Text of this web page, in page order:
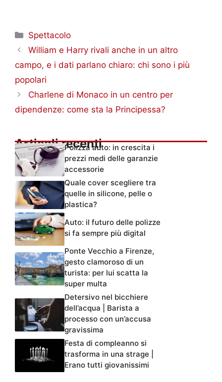
Categorie
Spettacolo
William e Harry rivali anche in un altro
campo, e i dati parlano chiaro: chi sono i più
popolari
Charlene di Monaco in un centro per
dipendenze: come sta la Principessa?
Articoli recentiPolizza auto: in crescita i
prezzi medi delle garanzie
accessorie
Quale cover scegliere tra
quelle in silicone, pelle o
plastica?
Auto: il futuro delle polizze
si fa sempre più digital
Ponte Vecchio a Firenze,
gesto clamoroso di un
turista: per lui scatta la
super multa
Detersivo nel bicchiere
dell’acqua | Barista a
processo con un’accusa
gravissima
Festa di compleanno si
trasforma in una strage |
Erano tutti giovanissimi